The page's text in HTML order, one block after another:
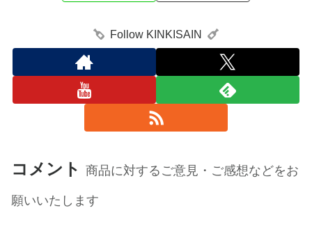
Follow KINKISAIN
コメント 商品に対するご意見・ご感想などをお
願いいたします